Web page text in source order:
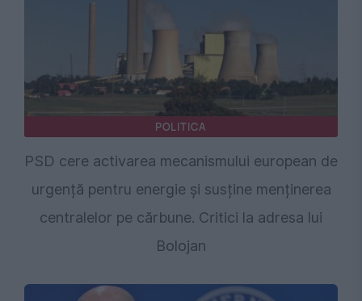
POLITICA
PSD cere activarea mecanismului european de
urgență pentru energie și susține menținerea
centralelor pe cărbune. Critici la adresa lui
Bolojan